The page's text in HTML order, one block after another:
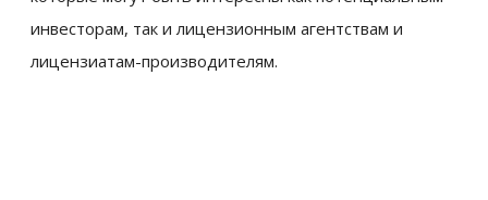
инвесторам, так и лицензионным агентствам и
лицензиатам-производителям.